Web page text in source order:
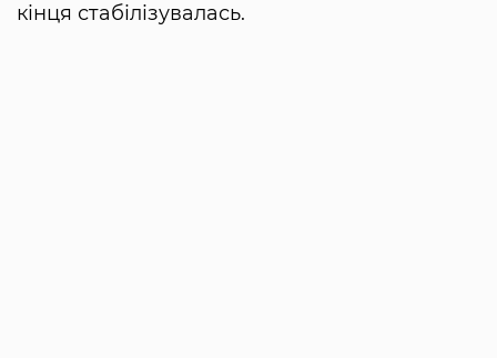
кінця стабілізувалась.